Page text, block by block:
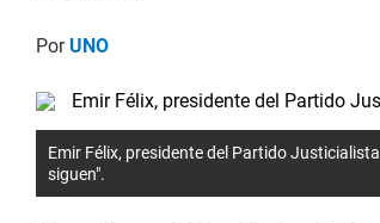
PorUNO
Emir Félix, presidente del Partido
siguen".